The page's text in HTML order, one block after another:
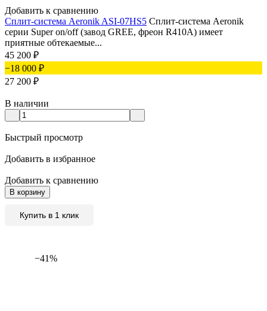
Добавить к сравнению
Сплит-система Aeronik ASI-07HS5 Сплит-система Aeronik
серии Super on/off (завод GREE, фреон R410A) имеет
приятные обтекаемые...
45 200 ₽
−18 000 ₽
27 200 ₽
В наличии
Быстрый просмотр
Добавить в избранное
Добавить к сравнению
В корзину
Купить в 1 клик
−41%